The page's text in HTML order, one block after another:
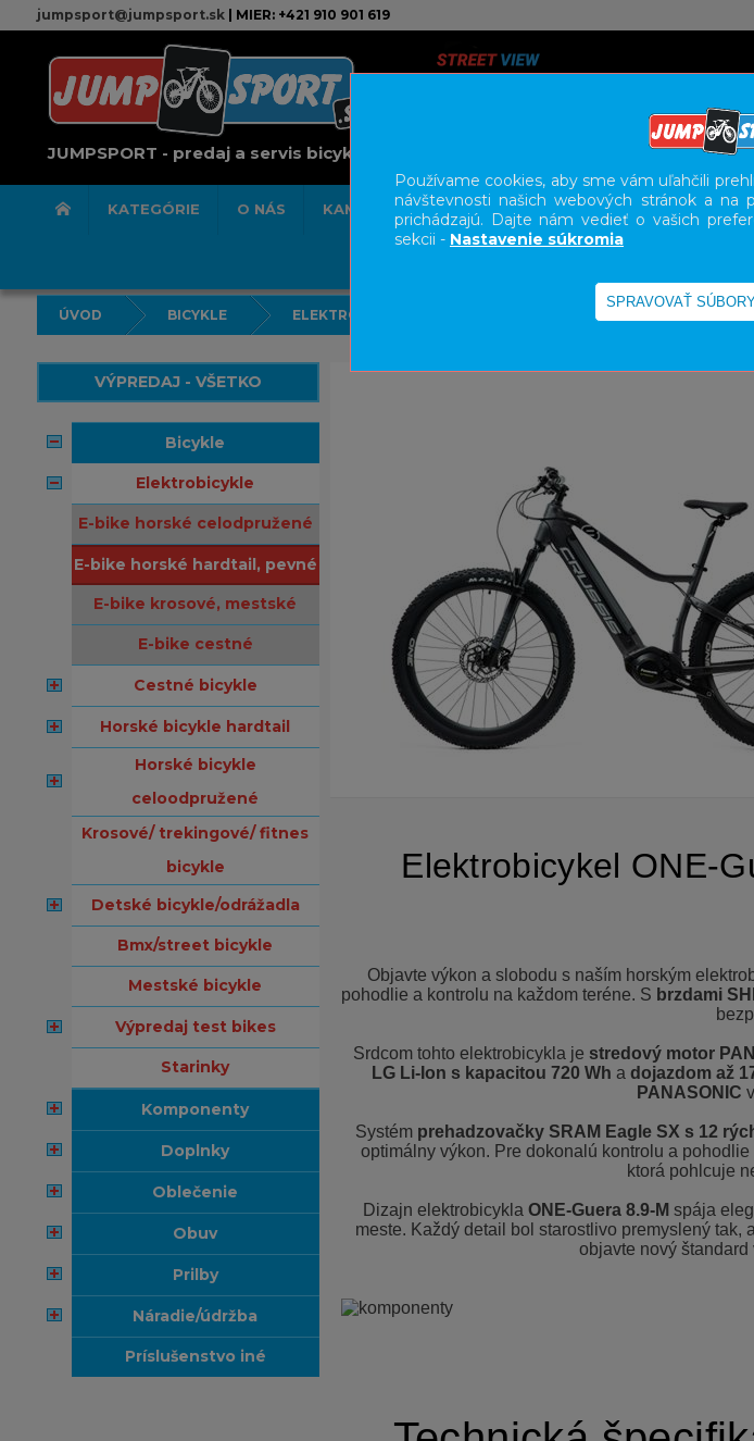
jumpsport@jumpsport.sk| MIER: +421 910 901 619
JUMPSPORT - predaj a servis bicyklov
KATEGÓRIE O NÁS KAMENNÁ PREDAJNA SERVIS SLUŽBY
ÚVOD BICYKLE ELEKTROBICYKLE E-BIKE HORSKÉ HARDTAIL, PEVNÉ
VÝPREDAJ - VŠETKO
bicykle
elektrobicykle
e-bike horské celodpružené
e-bike horské hardtail, pevné
e-bike krosové, mestské
e-bike cestné
cestné bicykle
horské bicykle hardtail
horské bicykle
celoodpružené
krosové/ trekingové/ fitnes
bicykle
detské bicykle/odrážadla
bmx/street bicykle
mestské bicykle
výpredaj test bikes
starinky
komponenty
doplnky
oblečenie
obuv
prilby
náradie/údržba
príslušenstvo iné
Elektrobicykel ONE-
Objavte výkon a slobodu s naším horským
pohodlie a kontrolu na každom teréne. S brzdami
Srdcom tohto elektrobicykla je stredový motor
LG Li-Ion s kapacitou 720 Wh a dojazdom až
PANASONIC
Systém prehadzovačky SRAM Eagle SX s 12
optimálny výkon. Pre dokonalú kontrolu a
ktorá pohlcuje
Dizajn elektrobicykla ONE-Guera 8.9-M spája
meste. Každý detail bol starostlivo premyslený
objavte nový
Používame cookies, aby sme vám uľahčili
návštevnosti našich webových stránok a na
prichádzajú. Dajte nám vedieť o vašich
sekcii - Nastavenie súkromia